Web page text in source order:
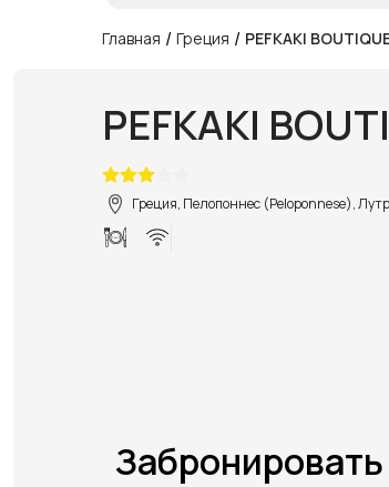
Главная / Греция / PEFKAKI
PEFKAKI
Греция, Пелопоннес (Peloponnese),
Забронировать